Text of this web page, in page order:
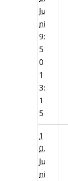
Ju
ni
9:
5
0
1
3:
1
5
1
0.
Ju
ni